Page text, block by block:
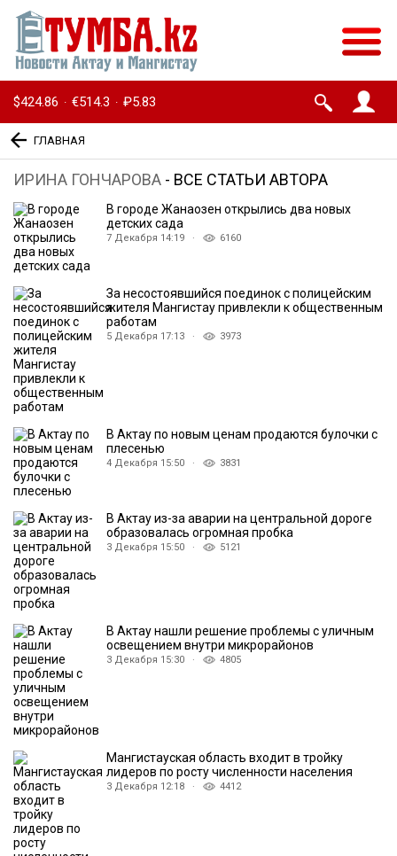
$424.86 · €514.3 · ₽5.83
ГЛАВНАЯ
ИРИНА ГОНЧАРОВА - ВСЕ СТАТЬИ АВТОРА
В городе Жанаозен открылись два новых
детских сада
7 Декабря 14:19 · 6160
За несостоявшийся поединок с полицейским
жителя Мангистау привлекли к общественным
работам
5 Декабря 17:13 · 3973
В Актау по новым ценам продаются булочки с
плесенью
4 Декабря 15:50 · 3831
В Актау из-за аварии на центральной дороге
образовалась огромная пробка
3 Декабря 15:50 · 5121
В Актау нашли решение проблемы с уличным
освещением внутри микрорайонов
3 Декабря 15:30 · 4805
Мангистауская область входит в тройку
лидеров по росту численности населения
3 Декабря 12:18 · 4412